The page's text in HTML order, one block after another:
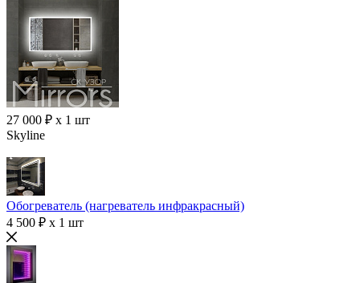
27 000 ₽ x 1 шт
Skyline
Обогреватель (нагреватель инфракрасный)
4 500 ₽ x 1 шт